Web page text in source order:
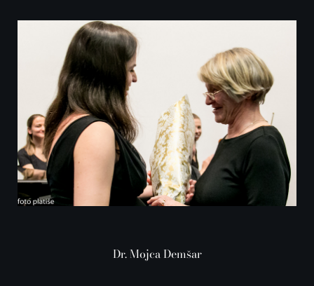
Dr. Mojca Demšar